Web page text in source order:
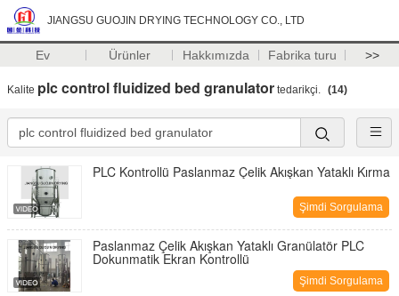
JIANGSU GUOJIN DRYING TECHNOLOGY CO., LTD
Ev Ürünler Hakkımızda Fabrika turu >>
Kalite plc control fluidized bed granulator tedarikçi. (14)
PLC Kontrollü Paslanmaz Çelik Akışkan Yataklı Kırma
Şimdi Sorgulama
Paslanmaz Çelik Akışkan Yataklı Granülatör PLC
Dokunmatik Ekran Kontrollü
Şimdi Sorgulama